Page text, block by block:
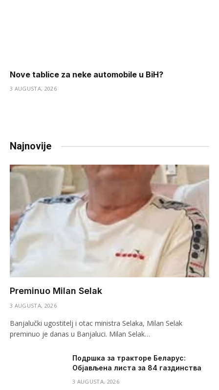
Nove tablice za neke automobile u BiH?
3 AUGUSTA, 2026
Najnovije
Preminuo Milan Selak
3 AUGUSTA, 2026
Banjalučki ugostitelj i otac ministra Selaka, Milan Selak
preminuo je danas u Banjaluci. Milan Selak…
Подршка за тракторе Беларус:
Објављена листа за 84 газдинства
3 AUGUSTA, 2026